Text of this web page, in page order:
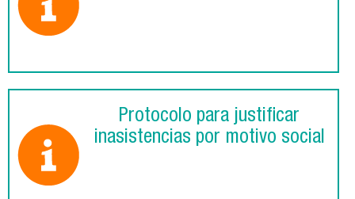
Protocolo para justificar
inasistencias por motivo social